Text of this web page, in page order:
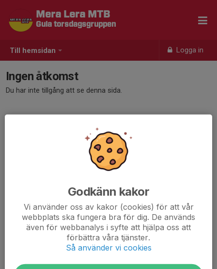
Till hemsidan Logga in
Mera Lera MTB
Gula torsdagsgruppen
Ingen åtkomst
Du har inte tillgång att se denna sida.
Godkänn kakor
Vi använder oss av kakor (cookies) för att vår
webbplats ska fungera bra för dig. De används
även för webbanalys i syfte att hjälpa oss att
förbättra våra tjänster.
Så använder vi cookies